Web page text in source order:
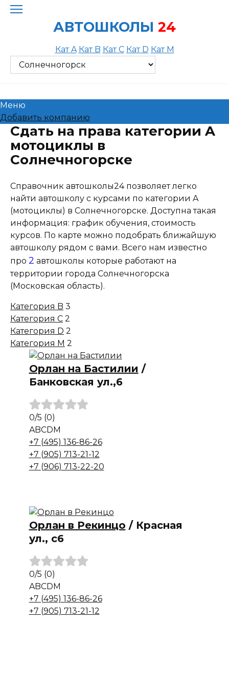
Skip
АВТОШКОЛЫ 24
Кат A Кат B Кат C Кат D Кат M
Меню
Добавить компанию
Сдать на права категории A
мотоциклы в
Солнечногорске
Справочник автошколы24 позволяет легко
найти автошколу с курсами по категории A
(мотоциклы) в Солнечногорске. Доступна такая
информация: график обучения, стоимость
курсов. По карте можно подобрать ближайшую
автошколу рядом с вами. Всего нам известно
про 2 автошколы которые работают на
территории города Солнечногорска
(Московская область).
Категория B 3
Категория C 2
Категория D 2
Категория M 2
Орлан на Бастилии /
Банковская ул.,6
0/5 (0)
ABCD M
+7 (495) 136-86-26
+7 (905) 713-21-12
+7 (906) 713-22-20
Орлан в Рекинцо / Красная
ул., с6
0/5 (0)
ABCD M
+7 (495) 136-86-26
+7 (905) 713-21-12